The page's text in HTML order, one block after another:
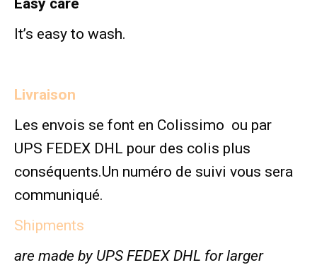
Easy care
It’s easy to wash.
Livraison
Les envois se font en Colissimo ou par
UPS FEDEX DHL pour des colis plus
conséquents.Un numéro de suivi vous sera
communiqué.
Shipments
are made by UPS FEDEX DHL for larger